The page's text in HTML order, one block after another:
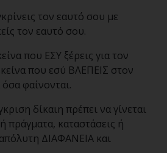
τον εαυτό σου με
τον εαυτό σου.
που ΕΣΥ ξέρεις για τον
που εσύ ΒΛΕΠΕΙΣ στον
φαίνονται.
δίκαιη πρέπει να γίνεται
πράγματα, καταστάσεις ή
ΔΙΑΦΑΝΕΙΑ και